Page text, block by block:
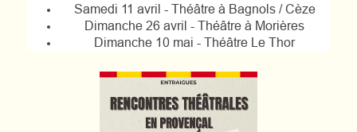
Samedi 11 avril - Théâtre à Bagnols / Cèze
Dimanche 26 avril - Théâtre à Morières
Dimanche 10 mai - Théâtre Le Thor